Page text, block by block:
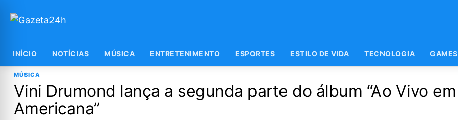
INÍCIO NOTÍCIAS MÚSICA ENTRETENIMENTO ESPORTES ESTILO DE VIDA TECNOLOGIA GAMES
MÚSICA
Vini Drumond lança a segunda parte do álbum “Ao Vivo em
Americana”